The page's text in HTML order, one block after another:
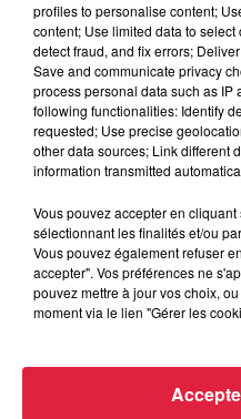
6 août 2026
Au zoo
avec les
À découvrir
profiles to personalise content;
content; Use limited data to
detect fraud, and fix errors;
Save and communicate privacy
process personal data such as IP
following functionalities: Identify
requested; Use precise
other data sources; Link different
information transmitted
Vous pouvez accepter en
sélectionnant les finalités et/ou
Vous pouvez également refuser
accepter". Vos préférences ne
pouvez mettre à jour vos choix,
moment via le lien "Gérer les